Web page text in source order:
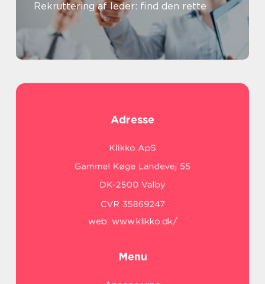
Rekruttering af leder: find den rette
Adresse
web: www.klikko.dk/
Menu